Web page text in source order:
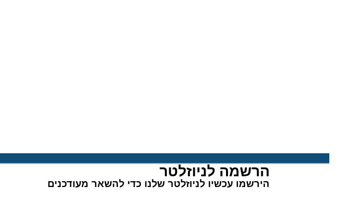
הרשמה לניוזלטר​
הירשמו עכשיו לניוזלטר שלנו כדי להשאר מעודכנים